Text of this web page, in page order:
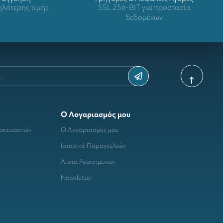
τιμής
SSL 256-BIT για προστασία
δεδομένων
Ο Λογαριασμός μου
Ο Λογαριασμός μου
Ιστορικό Παραγγελιών
Λίστα Αγαπημένων
Newsletter